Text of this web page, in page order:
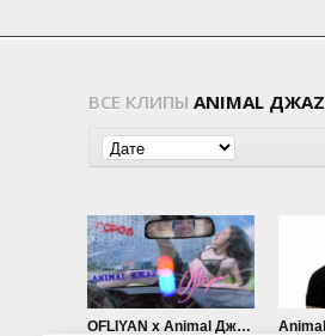
ВСЕ КЛИПЫ ANIMAL ДЖАZ
OFLIYAN x Animal ДжаZ — Город